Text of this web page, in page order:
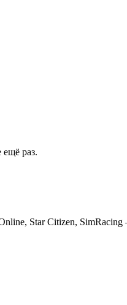
ещё раз.
Star Citizen,